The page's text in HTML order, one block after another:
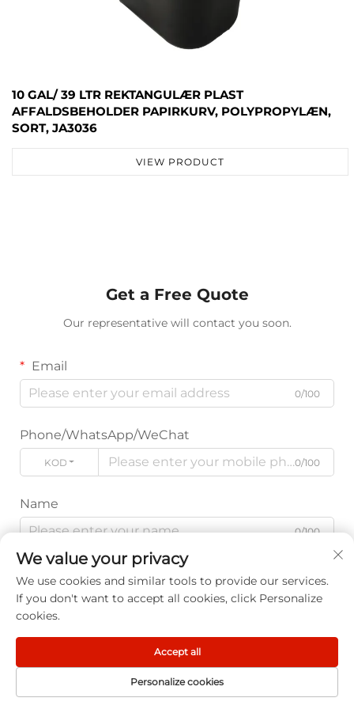
10 GAL/ 39 LTR REKTANGULÆR PLAST
AFFALDSBEHOLDER PAPIRKURV, POLYPROPYLÆN,
SORT, JA3036
VIEW PRODUCT
Get a Free Quote
Our representative will contact you soon.
Email
0/100
Phone/WhatsApp/WeChat
KODE 0/100
Name
0/100
Company Name
0/200
Message
We value your privacy
We use cookies and similar tools to provide our services.
If you don't want to accept all cookies, click Personalize
cookies.
Personalize cookies
Accept all